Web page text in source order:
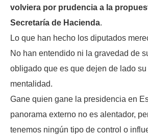
volviera por prudencia a la
Secretaría de Hacienda.
Lo que han hecho los diputados
No han entendido ni la gravedad de
obligado que es que dejen de lado
mentalidad.
Gane quien gane la presidencia en
panorama externo no es alentador,
tenemos ningún tipo de control o